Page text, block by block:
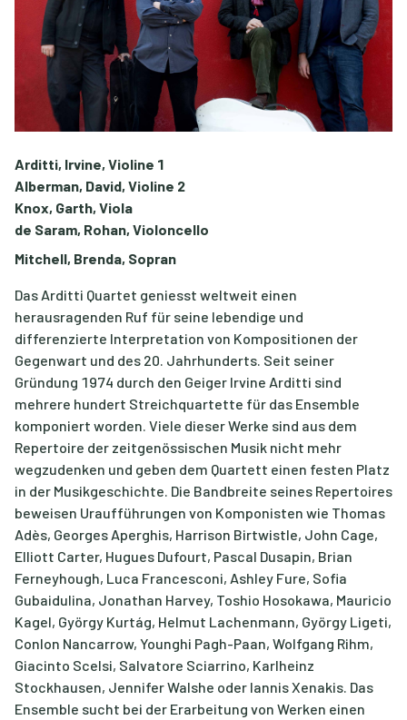
Arditti, Irvine, Violine 1
Alberman, David, Violine 2
Knox, Garth, Viola
de Saram, Rohan, Violoncello
Mitchell, Brenda, Sopran
Das Arditti Quartet geniesst weltweit einen
herausragenden Ruf für seine lebendige und
differenzierte Interpretation von Kompositionen der
Gegenwart und des 20. Jahrhunderts. Seit seiner
Gründung 1974 durch den Geiger Irvine Arditti sind
mehrere hundert Streichquartette für das Ensemble
komponiert worden. Viele dieser Werke sind aus dem
Repertoire der zeitgenössischen Musik nicht mehr
wegzudenken und geben dem Quartett einen festen Platz
in der Musikgeschichte. Die Bandbreite seines Repertoires
beweisen Uraufführungen von Komponisten wie Thomas
Adès, Georges Aperghis, Harrison Birtwistle, John Cage,
Elliott Carter, Hugues Dufourt, Pascal Dusapin, Brian
Ferneyhough, Luca Francesconi, Ashley Fure, Sofia
Gubaidulina, Jonathan Harvey, Toshio Hosokawa, Mauricio
Kagel, György Kurtág, Helmut Lachenmann, György Ligeti,
Conlon Nancarrow, Younghi Pagh-Paan, Wolfgang Rihm,
Giacinto Scelsi, Salvatore Sciarrino, Karlheinz
Stockhausen, Jennifer Walshe oder Iannis Xenakis. Das
Ensemble sucht bei der Erarbeitung von Werken einen